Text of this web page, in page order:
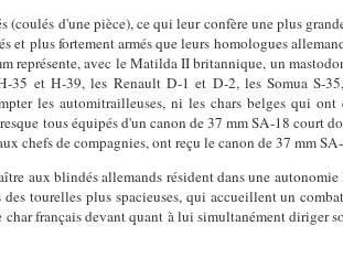
(coulés d'une pièce), ce qui leur confère une plus
et plus fortement armés que leurs homologues
représente, avec le Matilda II britannique, un
35 et H-39, les Renault D-1 et D-2, les Somua
les automitrailleuses, ni les chars belges qui
tous équipés d'un canon de 37 mm SA-18 court
chefs de compagnies, ont reçu le canon de 37 mm
aux blindés allemands résident dans une
tourelles plus spacieuses, qui accueillent un
français devant quant à lui simultanément diriger